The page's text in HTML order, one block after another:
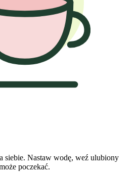
siebie. Nastaw wodę, weź ulubiony
poczekać.